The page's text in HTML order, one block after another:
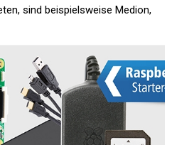
sind beispielsweise Medion,